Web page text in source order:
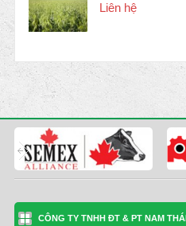
Liên hệ
CÔNG TY TNHH ĐT & PT NAM THÁI